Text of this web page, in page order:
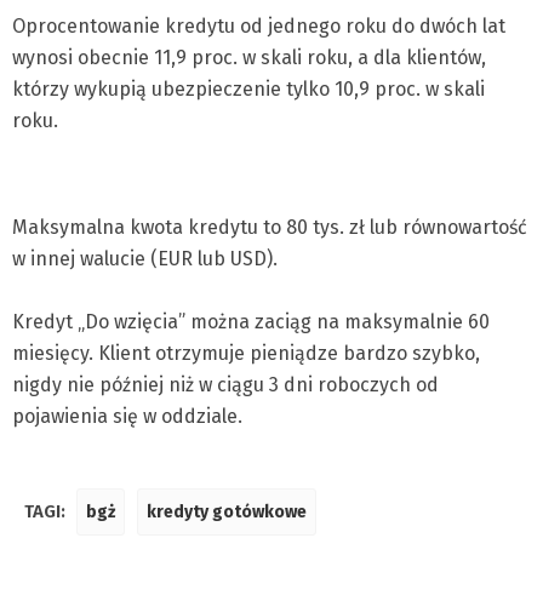
Oprocentowanie kredytu od jednego roku do dwóch lat
wynosi obecnie 11,9 proc. w skali roku, a dla klientów,
którzy wykupią ubezpieczenie tylko 10,9 proc. w skali
roku.
Maksymalna kwota kredytu to 80 tys. zł lub równowartość
w innej walucie (EUR lub USD).
Kredyt „Do wzięcia” można zaciąg na maksymalnie 60
miesięcy. Klient otrzymuje pieniądze bardzo szybko,
nigdy nie później niż w ciągu 3 dni roboczych od
pojawienia się w oddziale.
TAGI: bgż kredyty gotówkowe